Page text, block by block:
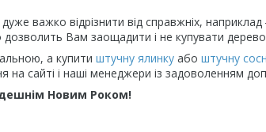
важко відрізнити від справжніх,
Вам заощадити і не купувати
а купити штучну ялинку або штучну
на сайті і наші менеджери із задоволенням
Новим Роком!